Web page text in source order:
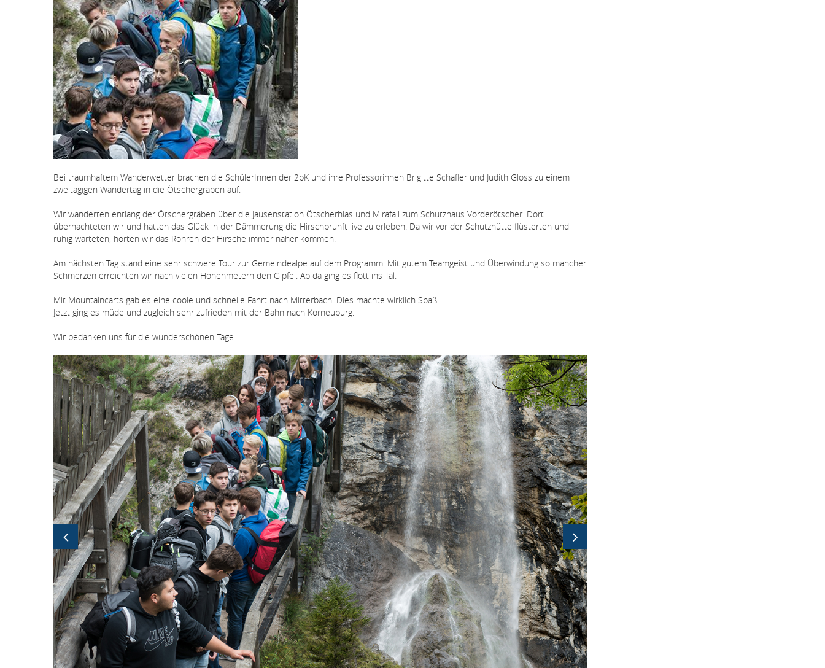
Bei traumhaftem Wanderwetter brachen die SchülerInnen der 2bK und ihre Professorinnen Brigitte Schafler und Judith Gloss zu einem
zweitägigen Wandertag in die Ötschergräben auf.
Wir wanderten entlang der Ötschergräben über die Jausenstation Ötscherhias und Mirafall zum Schutzhaus Vorderötscher. Dort
übernachteten wir und hatten das Glück in der Dämmerung die Hirschbrunft live zu erleben. Da wir vor der Schutzhütte flüsterten und
ruhig warteten, hörten wir das Röhren der Hirsche immer näher kommen.
Am nächsten Tag stand eine sehr schwere Tour zur Gemeindealpe auf dem Programm. Mit gutem Teamgeist und Überwindung so mancher
Schmerzen erreichten wir nach vielen Höhenmetern den Gipfel. Ab da ging es flott ins Tal.
Mit Mountaincarts gab es eine coole und schnelle Fahrt nach Mitterbach. Dies machte wirklich Spaß.
Jetzt ging es müde und zugleich sehr zufrieden mit der Bahn nach Korneuburg.
Wir bedanken uns für die wunderschönen Tage.
Bildergallerie